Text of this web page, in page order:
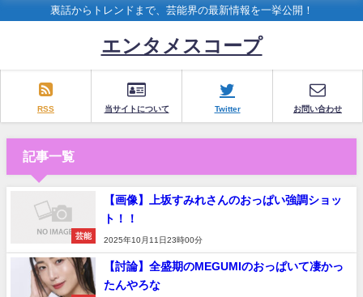
裏話からトレンドまで、芸能界の最新情報を一挙公開！
エンタメスコープ
RSS 当サイトについて Twitter お問い合わせ
記事一覧
芸能
【画像】上坂すみれさんのおっぱい強調ショッ
ト！！
2025年10月11日23時00分
【討論】全盛期のMEGUMIのおっぱいて凄かっ
たんやろな